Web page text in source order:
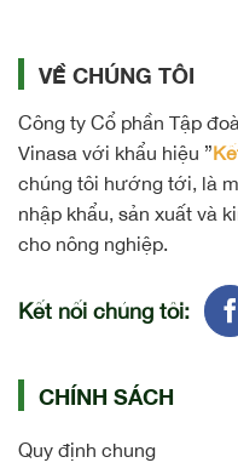
VỀ CHÚNG TÔI
Công ty Cổ phần Tập
Vinasa với khẩu hiệu ”
chúng tôi hướng tới, là
nhập khẩu, sản xuất và
cho nông nghiệp.
Kết nối chúng tôi:
CHÍNH SÁCH
Quy định chung